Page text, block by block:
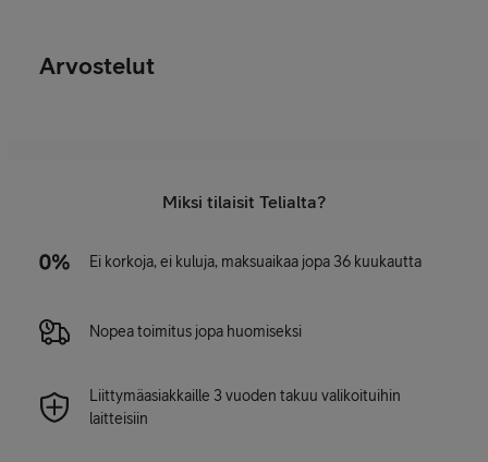
Arvostelut
Miksi tilaisit Telialta?
Ei korkoja, ei kuluja, maksuaikaa jopa 36 kuukautta
Nopea toimitus jopa huomiseksi
Liittymäasiakkaille 3 vuoden takuu valikoituihin
laitteisiin